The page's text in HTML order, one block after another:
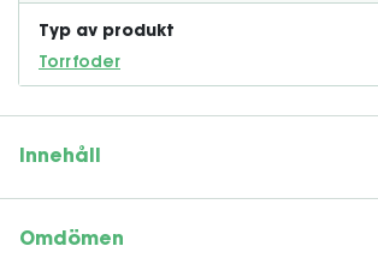
Typ av produkt
Torrfoder
Innehåll
Omdömen